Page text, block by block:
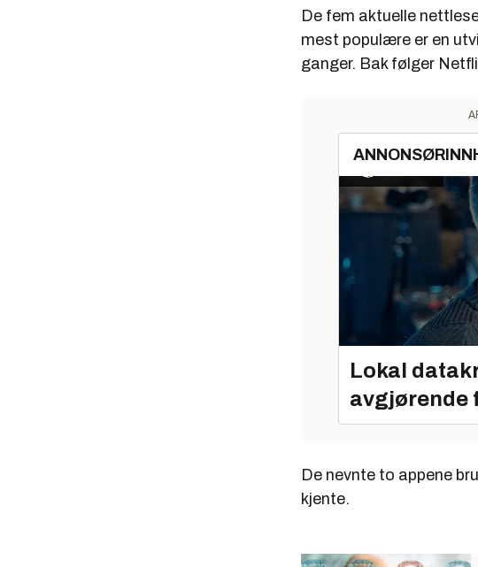
De fem aktuelle
mest populære er en
ganger. Bak følger
Lokal
avgjørende
De nevnte to appene
kjente.